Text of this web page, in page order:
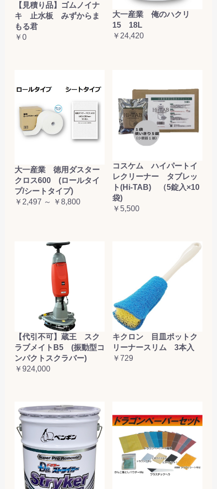
【見積り品】ゴムノイナ
キ 止水板 みずからま
もる君
￥0
大一産業 俺のハクリ
15 18L
￥24,420
大一産業 徳用ダスター
クロス600 (ロールタイ
プ/シートタイプ)
￥2,497 ～ ￥8,800
コスケム ハイパートイ
レクリーナー タブレッ
ト(Hi-TAB) （5錠入×10
袋)
￥5,500
【代引不可】蔵王 スク
ラブメイトB5 (振動型コ
ンパクトスクラバー)
￥924,000
キクロン 目皿ポットク
リーナースリム 3本入
￥729